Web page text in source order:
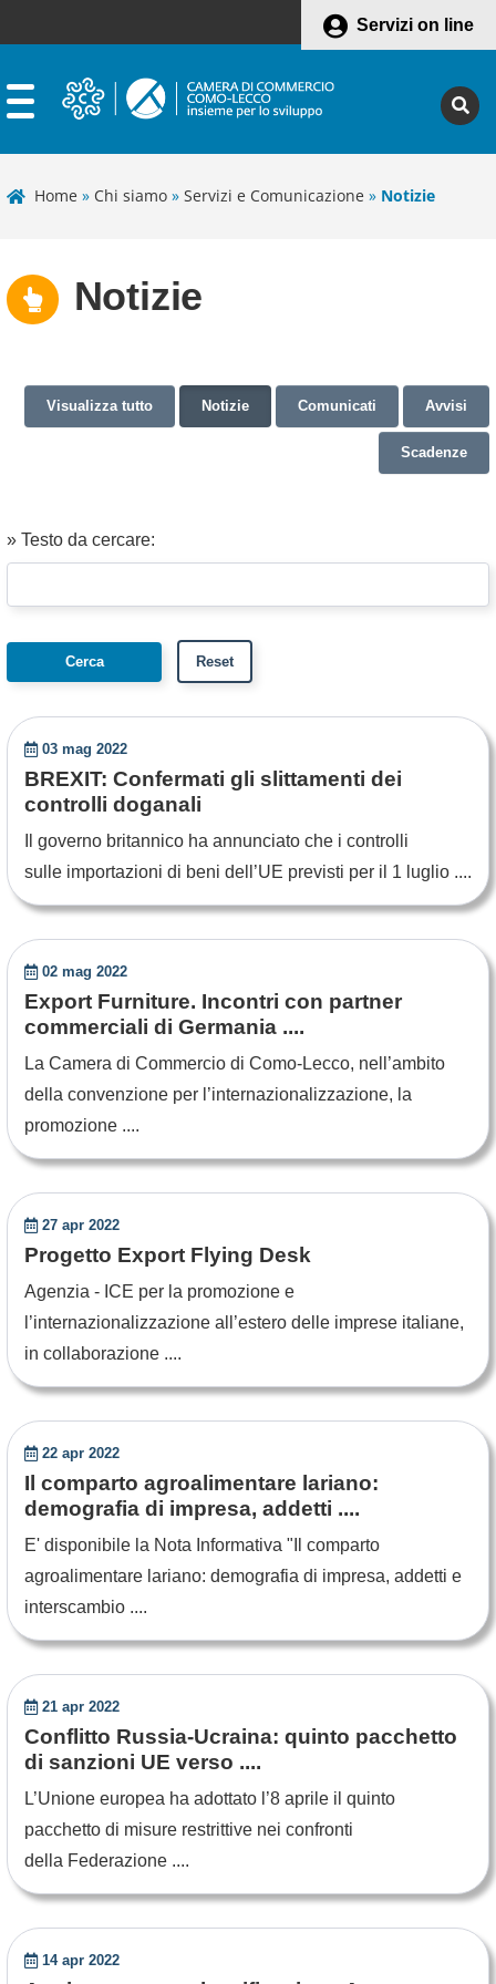
Servizi on line
Home » Chi siamo » Servizi e Comunicazione » Notizie
Notizie
Visualizza tutto Notizie Comunicati Avvisi
Scadenze
» Testo da cercare:
03 mag 2022
BREXIT: Confermati gli slittamenti dei
controlli doganali
Il governo britannico ha annunciato che i controlli
sulle importazioni di beni dell’UE previsti per il 1 luglio ....
02 mag 2022
Export Furniture. Incontri con partner
commerciali di Germania ....
La Camera di Commercio di Como-Lecco, nell’ambito
della convenzione per l’internazionalizzazione, la
promozione ....
27 apr 2022
Progetto Export Flying Desk
Agenzia - ICE per la promozione e
l’internazionalizzazione all’estero delle imprese italiane,
in collaborazione ....
22 apr 2022
Il comparto agroalimentare lariano:
demografia di impresa, addetti ....
E' disponibile la Nota Informativa "Il comparto
agroalimentare lariano: demografia di impresa, addetti e
interscambio ....
21 apr 2022
Conflitto Russia-Ucraina: quinto pacchetto
di sanzioni UE verso ....
L’Unione europea ha adottato l’8 aprile il quinto
pacchetto di misure restrittive nei confronti
della Federazione ....
14 apr 2022